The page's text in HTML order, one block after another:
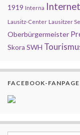
1919 Interna Internet
Lausitz-Center Lausitzer
Oberbürgermeister
Skora SWH
FACEBOOK-FANPAGE